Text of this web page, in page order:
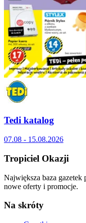
Tedi katalog
07.08 - 15.08.2026
Tropiciel Okazji
Największa baza
nowe oferty i promocje.
Na skróty